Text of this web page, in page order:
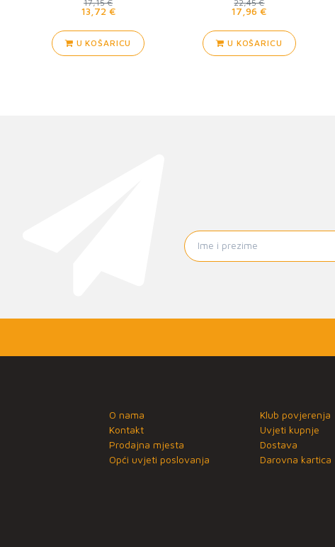
17,15 €
13,72 €
U KOŠARICU
22,45 €
17,96 €
U KOŠARICU
O nama
Kontakt
Prodajna mjesta
Opći uvjeti poslovanja
Klub povjerenja
Uvjeti kupnje
Dostava
Darovna kartica